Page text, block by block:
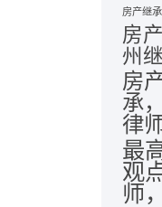
房产继承
房
州
房
承
律
最
观
师